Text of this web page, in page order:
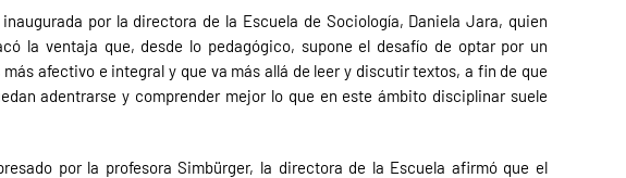
por la directora de la Escuela de Sociología, Daniela Jara, quien
la ventaja que, desde lo pedagógico, supone el desafío de optar por un
afectivo e integral y que va más allá de leer y discutir textos, a fin de que
adentrarse y comprender mejor lo que en este ámbito disciplinar suele
por la profesora Simbürger, la directora de la Escuela afirmó que el